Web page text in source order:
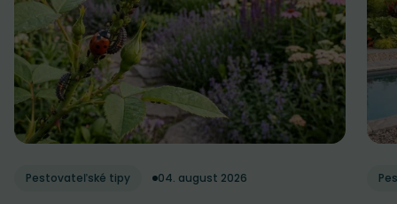
Pestovateľské tipy 04. august 2026